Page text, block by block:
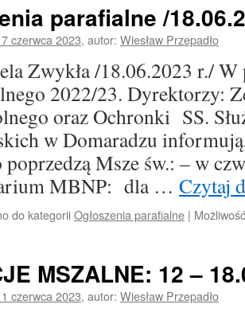
parafialne /
czerwca 2023, autor: Wiesław Przepadło
Zwykła /18.06.2023 r./ W
2022/23. Dyrektorzy:
oraz Ochronki SS.
w Domaradzu
poprzedzą Msze św.: – w
MBNP: dla … Czytaj
do kategoriiOgłoszenia parafialne |
MSZALNE: 12 –
czerwca 2023, autor: Wiesław Przepadło